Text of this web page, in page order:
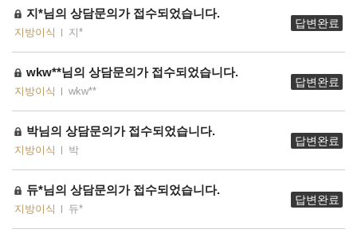
지*님의 상담문의가 접수되었습니다.
지방이식 지*
답변완료
wkw**님의 상담문의가 접수되었습니다.
지방이식 wkw**
답변완료
박님의 상담문의가 접수되었습니다.
지방이식 박
답변완료
듀*님의 상담문의가 접수되었습니다.
지방이식 듀*
답변완료